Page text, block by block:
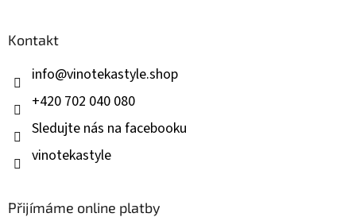
Kontakt
info@vinotekastyle.shop
+420 702 040 080
Sledujte nás na facebooku
vinotekastyle
Přijímáme online platby